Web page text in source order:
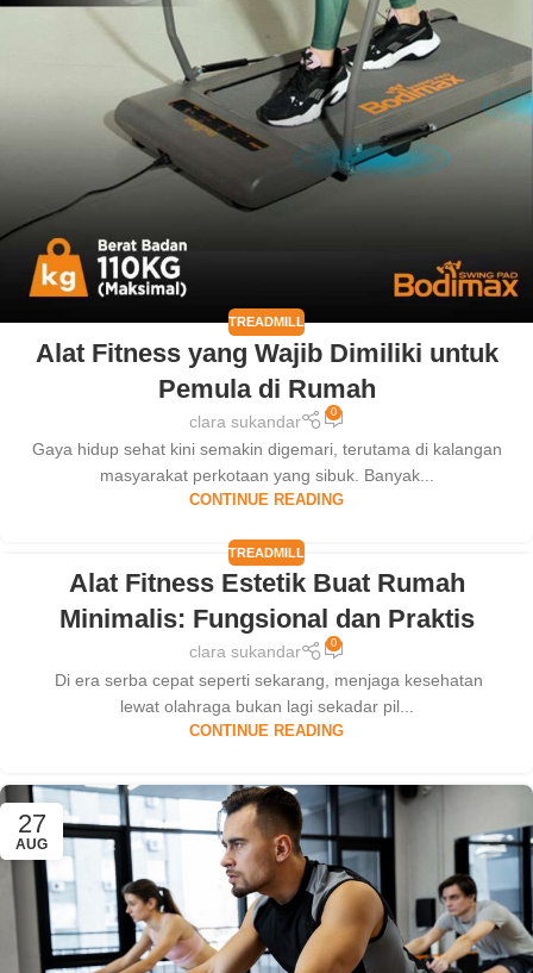
TREADMILL
Alat Fitness yang Wajib Dimiliki untuk
Pemula di Rumah
clara sukandar 0
Gaya hidup sehat kini semakin digemari, terutama di kalangan
masyarakat perkotaan yang sibuk. Banyak...
CONTINUE READING
TREADMILL
Alat Fitness Estetik Buat Rumah
Minimalis: Fungsional dan Praktis
clara sukandar 0
Di era serba cepat seperti sekarang, menjaga kesehatan
lewat olahraga bukan lagi sekadar pil...
CONTINUE READING
27
AUG